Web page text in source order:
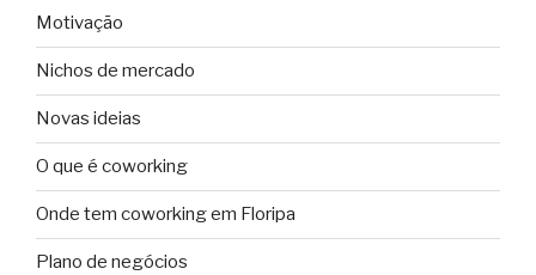
Motivação
Nichos de mercado
Novas ideias
O que é coworking
Onde tem coworking em Floripa
Plano de negócios